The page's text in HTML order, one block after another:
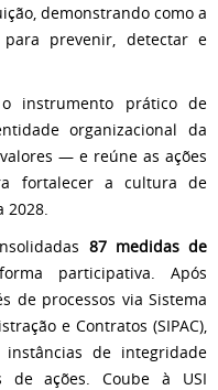
demonstrando como a
prevenir, detectar e
instrumento prático de
organizacional da
— e reúne as ações
fortalecer a cultura de
87 medidas de
participativa. Após
de processos via Sistema
e Contratos (SIPAC),
de integridade
de ações. Coube à USI